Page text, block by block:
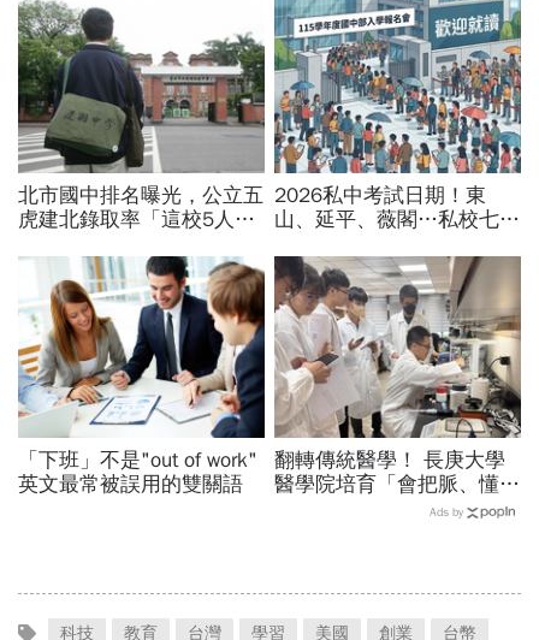
北市國中排名曝光，公立五
虎建北錄取率「這校5人就
成績單背後的代價有多大
2026私中考試日期！東
山、延平、薇閣…私校七雄
明會，私立國中公立國中怎
麼選
「下班」不是"out of work"
英文最常被誤用的雙關語
翻轉傳統醫學！ 長庚大學
醫學院培育「會把脈、懂
AI」的中西醫雙修醫師
Ads by
科技 教育 台灣 學習 美國 創業 台幣